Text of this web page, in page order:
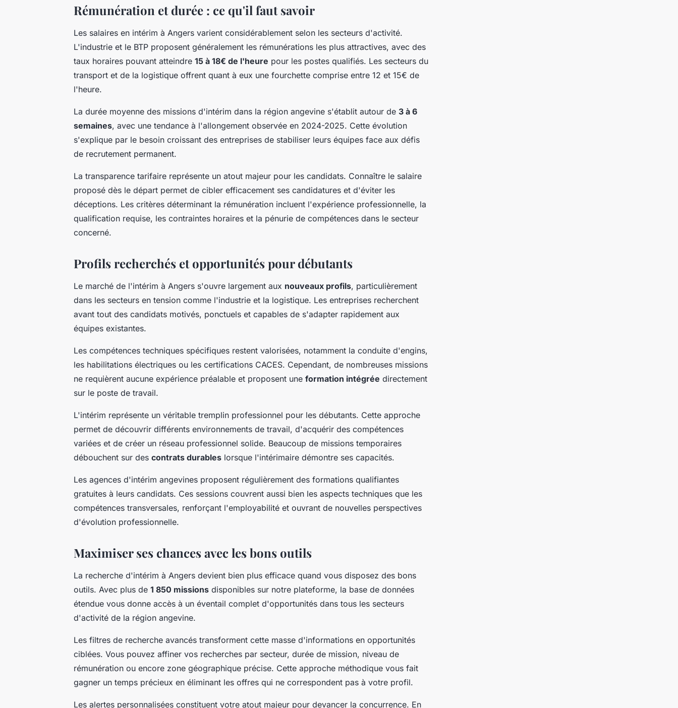
Rémunération et durée : ce qu'il faut savoir
Les salaires en intérim à Angers varient considérablement selon les secteurs d'activité.
L'industrie et le BTP proposent généralement les rémunérations les plus attractives, avec des
taux horaires pouvant atteindre 15 à 18€ de l'heure pour les postes qualifiés. Les secteurs du
transport et de la logistique offrent quant à eux une fourchette comprise entre 12 et 15€ de
l'heure.
La durée moyenne des missions d'intérim dans la région angevine s'établit autour de 3 à 6
semaines, avec une tendance à l'allongement observée en 2024-2025. Cette évolution
s'explique par le besoin croissant des entreprises de stabiliser leurs équipes face aux défis
de recrutement permanent.
La transparence tarifaire représente un atout majeur pour les candidats. Connaître le salaire
proposé dès le départ permet de cibler efficacement ses candidatures et d'éviter les
déceptions. Les critères déterminant la rémunération incluent l'expérience professionnelle, la
qualification requise, les contraintes horaires et la pénurie de compétences dans le secteur
concerné.
Profils recherchés et opportunités pour débutants
Le marché de l'intérim à Angers s'ouvre largement aux nouveaux profils, particulièrement
dans les secteurs en tension comme l'industrie et la logistique. Les entreprises recherchent
avant tout des candidats motivés, ponctuels et capables de s'adapter rapidement aux
équipes existantes.
Les compétences techniques spécifiques restent valorisées, notamment la conduite d'engins,
les habilitations électriques ou les certifications CACES. Cependant, de nombreuses missions
ne requièrent aucune expérience préalable et proposent une formation intégrée directement
sur le poste de travail.
L'intérim représente un véritable tremplin professionnel pour les débutants. Cette approche
permet de découvrir différents environnements de travail, d'acquérir des compétences
variées et de créer un réseau professionnel solide. Beaucoup de missions temporaires
débouchent sur des contrats durables lorsque l'intérimaire démontre ses capacités.
Les agences d'intérim angevines proposent régulièrement des formations qualifiantes
gratuites à leurs candidats. Ces sessions couvrent aussi bien les aspects techniques que les
compétences transversales, renforçant l'employabilité et ouvrant de nouvelles perspectives
d'évolution professionnelle.
Maximiser ses chances avec les bons outils
La recherche d'intérim à Angers devient bien plus efficace quand vous disposez des bons
outils. Avec plus de 1 850 missions disponibles sur notre plateforme, la base de données
étendue vous donne accès à un éventail complet d'opportunités dans tous les secteurs
d'activité de la région angevine.
Les filtres de recherche avancés transforment cette masse d'informations en opportunités
ciblées. Vous pouvez affiner vos recherches par secteur, durée de mission, niveau de
rémunération ou encore zone géographique précise. Cette approche méthodique vous fait
gagner un temps précieux en éliminant les offres qui ne correspondent pas à votre profil.
Les alertes personnalisées constituent votre atout majeur pour devancer la concurrence. En